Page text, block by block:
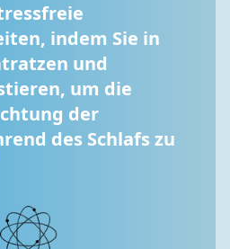
indem Sie in
und
um die
der
des Schlafs zu